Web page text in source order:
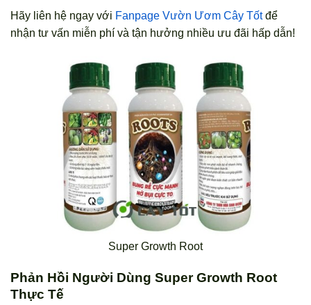
Hãy liên hệ ngay với Fanpage Vườn Ươm Cây Tốtđể
nhận tư vấn miễn phí và tận hưởng nhiều ưu đãi hấp dẫn!
Super Growth Root
Phản Hồi Người Dùng Super Growth Root
Thực Tế